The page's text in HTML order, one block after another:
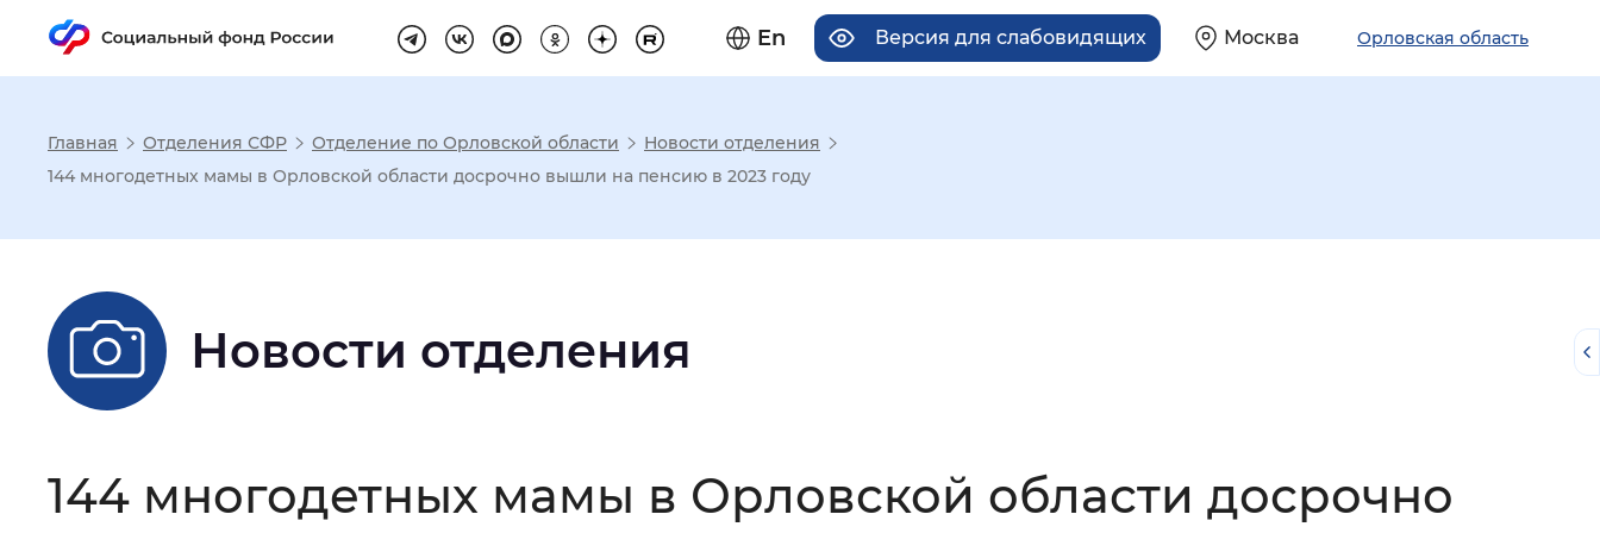
En Версия для слабовидящих Москва Орловская область
Настройка режима отображения
Шрифт: Без засечек С засечками
Большой
Главная Отделения СФР Отделение по Орловской области
Новости отделения
144 многодетных мамы в Орловской области досрочно вышли на пенсию в 2023 году
Новости отделения
144 многодетных мамы в Орловской области досрочно